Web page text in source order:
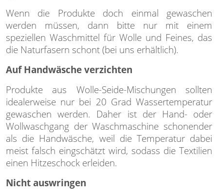
Wenn die Produkte doch einmal gewaschen
werden müssen, dann bitte nur mit einem
speziellen Waschmittel für Wolle und Feines, das
die Naturfasern schont (bei uns erhältlich).
Auf Handwäsche verzichten
Produkte aus Wolle-Seide-Mischungen sollten
idealerweise nur bei 20 Grad Wassertemperatur
gewaschen werden. Daher ist der Hand- oder
Wollwaschgang der Waschmaschine schonender
als die Handwäsche, weil die Temperatur dabei
meist falsch eingschätzt wird, sodass die Textilien
einen Hitzeschock erleiden.
Nicht auswringen